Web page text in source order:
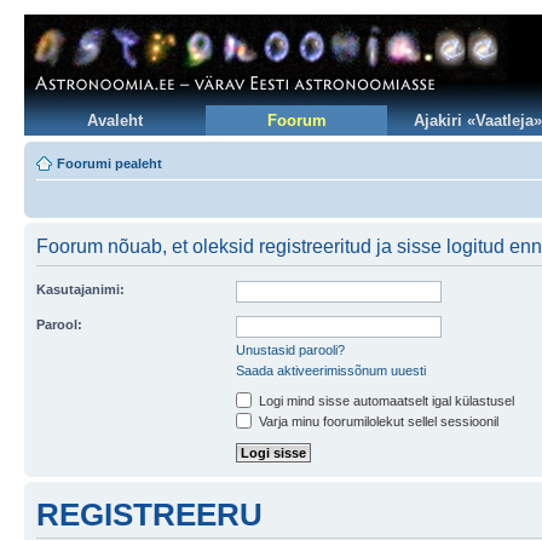
Avaleht Foorum Ajakiri «Vaatleja»
Foorumi pealeht
Foorum nõuab, et oleksid registreeritud ja sisse logitud
Kasutajanimi:
Parool:
Unustasid parooli?
Saada aktiveerimissõnum uuesti
Logi mind sisse automaatselt igal külastusel
Varja minu foorumilolekut sellel sessioonil
REGISTREERU